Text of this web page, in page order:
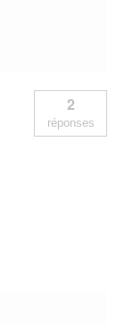
2
réponses